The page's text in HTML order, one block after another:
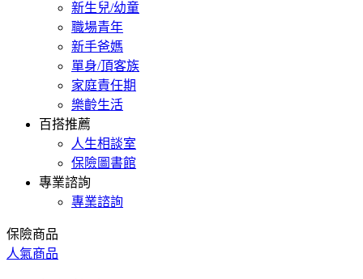
新生兒/幼童
職場青年
新手爸媽
單身/頂客族
家庭責任期
樂齡生活
百搭推薦
人生相談室
保險圖書館
專業諮詢
專業諮詢
保險商品
人氣商品